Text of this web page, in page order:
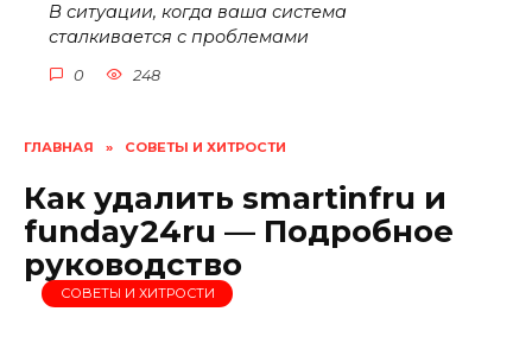
ГЛАВНАЯ » СОВЕТЫ И ХИТРОСТИ
Как удалить smartinfru и
funday24ru — Подробное
руководство
СОВЕТЫ И ХИТРОСТИ
В ситуации, когда ваша система
сталкивается с проблемами
0 248